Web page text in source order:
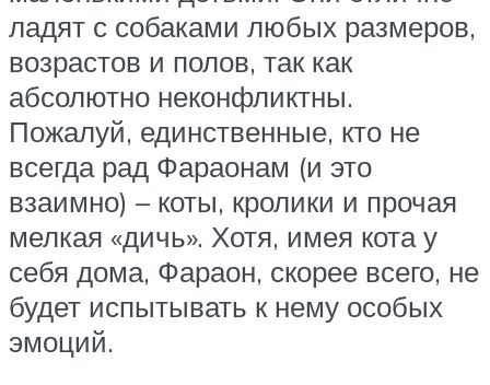
ладят с собаками любых размеров,
возрастов и полов, так как
абсолютно неконфликтны.
Пожалуй, единственные, кто не
всегда рад Фараонам (и это
взаимно) – коты, кролики и прочая
мелкая «дичь». Хотя, имея кота у
себя дома, Фараон, скорее всего, не
будет испытывать к нему особых
эмоций.